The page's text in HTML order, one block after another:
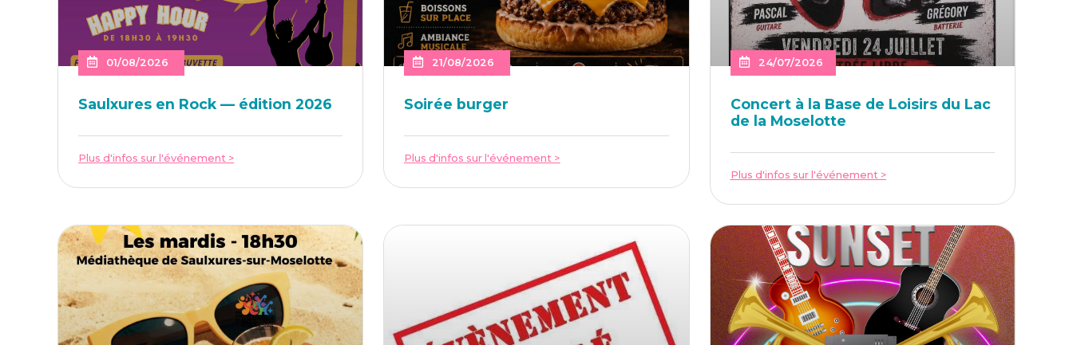
01/08/2026
Saulxures en Rock — édi­tion 2026
Plus d'infos sur l'événement >
21/08/2026
Soi­rée burger
Plus d'infos sur l'événement >
24/07/2026
Concert à la Base de Loi­sirs du Lac
de la Moselotte
Plus d'infos sur l'événement >